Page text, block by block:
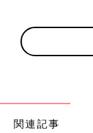
関連記事